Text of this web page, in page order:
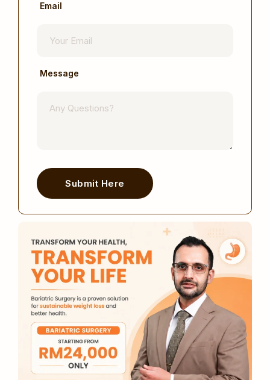
Email
Message
Submit Here